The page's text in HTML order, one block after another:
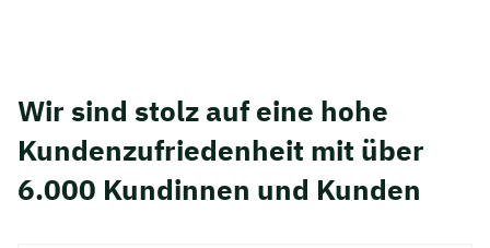
Wir sind stolz auf eine hohe
Kunden­zufriedenheit mit über
6.000 Kundinnen und Kunden